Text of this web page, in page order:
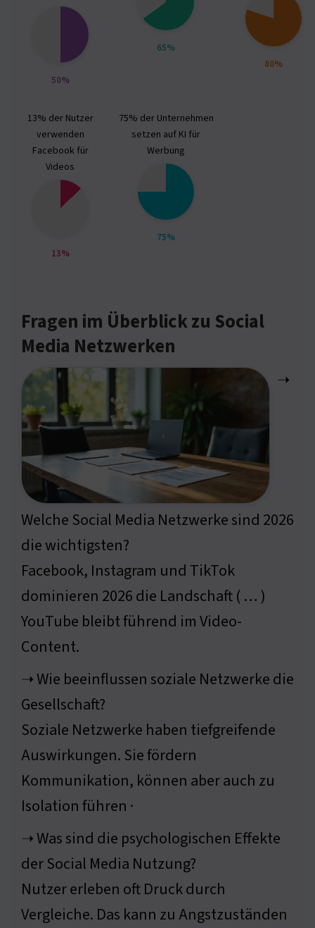
50%
65%
80%
13% der Nutzer
verwenden
Facebook für
Videos
13%
75% der Unternehmen
setzen auf KI für
Werbung
75%
Fragen im Überblick zu Social
Media Netzwerken
➝
Welche Social Media Netzwerke sind 2026
die wichtigsten?
Facebook, Instagram und TikTok
dominieren 2026 die Landschaft ( … )
YouTube bleibt führend im Video-
Content.
➝ Wie beeinflussen soziale Netzwerke die
Gesellschaft?
Soziale Netzwerke haben tiefgreifende
Auswirkungen. Sie fördern
Kommunikation, können aber auch zu
Isolation führen ·
➝ Was sind die psychologischen Effekte
der Social Media Nutzung?
Nutzer erleben oft Druck durch
Vergleiche. Das kann zu Angstzuständen